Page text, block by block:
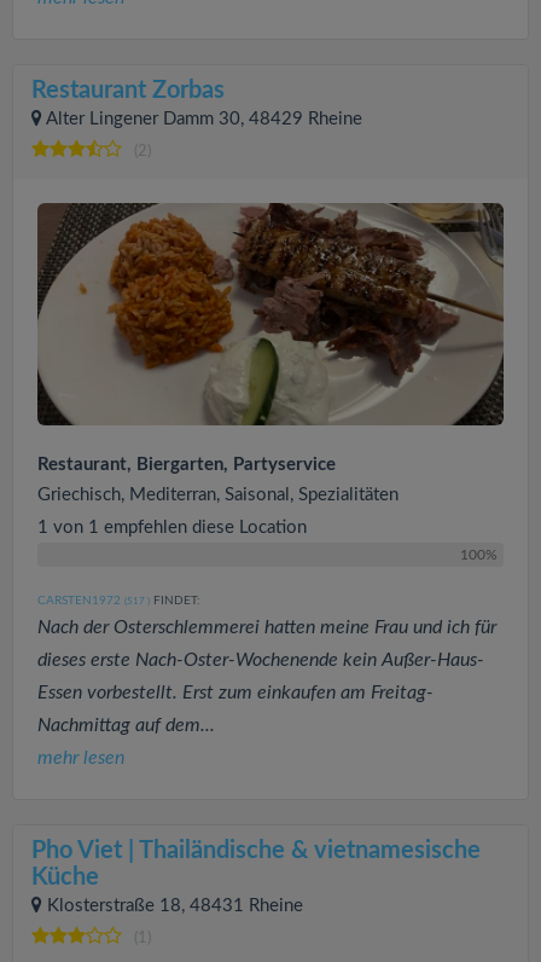
Restaurant Zorbas
Alter Lingener Damm 30, 48429 Rheine
(2)
Restaurant, Biergarten, Partyservice
Griechisch, Mediterran, Saisonal, Spezialitäten
1 von 1 empfehlen diese Location
100%
CARSTEN1972 (517 ) FINDET:
Nach der Osterschlemmerei hatten meine Frau und ich für
dieses erste Nach-Oster-Wochenende kein Außer-Haus-
Essen vorbestellt. Erst zum einkaufen am Freitag-
Nachmittag auf dem...
mehr lesen
Pho Viet | Thailändische & vietnamesische
Küche
Klosterstraße 18, 48431 Rheine
(1)